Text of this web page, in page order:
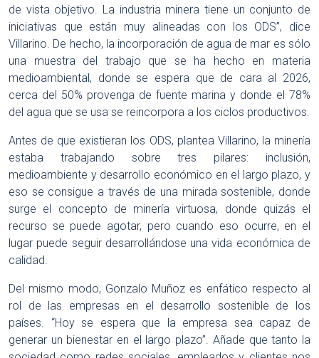
de vista objetivo. La industria minera tiene un conjunto de
iniciativas que están muy alineadas con los ODS”, dice
Villarino. De hecho, la incorporación de agua de mar es sólo
una muestra del trabajo que se ha hecho en materia
medioambiental, donde se espera que de cara al 2026,
cerca del 50% provenga de fuente marina y donde el 78%
del agua que se usa se reincorpora a los ciclos productivos.
Antes de que existieran los ODS, plantea Villarino, la minería
estaba trabajando sobre tres pilares: inclusión,
medioambiente y desarrollo económico en el largo plazo, y
eso se consigue a través de una mirada sostenible, donde
surge el concepto de minería virtuosa, donde quizás el
recurso se puede agotar, pero cuando eso ocurre, en el
lugar puede seguir desarrollándose una vida económica de
calidad.
Del mismo modo, Gonzalo Muñoz es enfático respecto al
rol de las empresas en el desarrollo sostenible de los
países. “Hoy se espera que la empresa sea capaz de
generar un bienestar en el largo plazo”. Añade que tanto la